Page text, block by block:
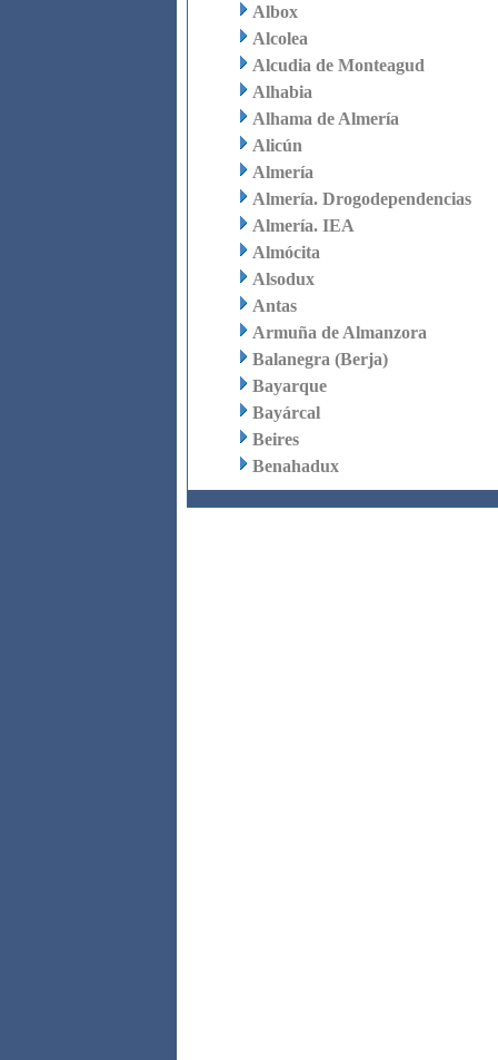
Albox
Alcolea
Alcudia de Monteagud
Alhabia
Alhama de Almería
Alicún
Almería
Almería. Drogodependencias
Almería. IEA
Almócita
Alsodux
Antas
Armuña de Almanzora
Balanegra (Berja)
Bayarque
Bayárcal
Beires
Benahadux